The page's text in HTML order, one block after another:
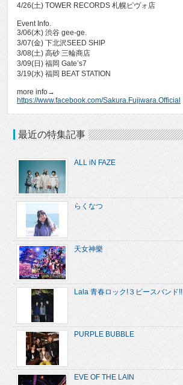
4/26(土) TOWER RECORDS 札幌ピヴォ店
Event Info.
3/06(木) 渋谷 gee-ge.
3/07(金) 下北沢SEED SHIP
3/08(土) 高砂 三輪商店
3/09(日) 福岡 Gate’s7
3/19(水) 福岡 BEAT STATION
more info→
https://www.facebook.com/Sakura.Fujiwara.Official
最近の特集記事
ALL iN FAZE
らくなつ
天女神樂
Lala 青春ロック!３ピースバンド!!
PURPLE BUBBLE
EVE OF THE LAIN